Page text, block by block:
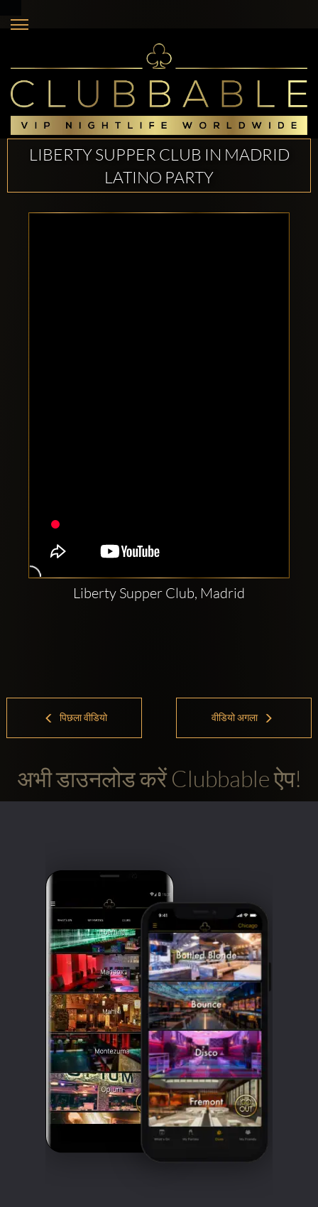
LIBERTY SUPPER CLUB IN MADRID
LATINO PARTY
Liberty Supper Club, Madrid
पिछला वीडियो वीडियो अगला
अभी डाउनलोड करें Clubbable ऐप!